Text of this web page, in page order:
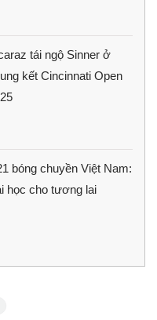
tái ngộ Sinner ở
kết Cincinnati Open
bóng chuyền Việt Nam:
học cho tương lai